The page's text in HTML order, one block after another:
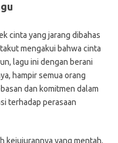
cinta yang jarang dibahas
mengakui bahwa cinta
lagu ini dengan berani
hampir semua orang
dan komitmen dalam
terhadap perasaan
kejujurannya yang mentah.